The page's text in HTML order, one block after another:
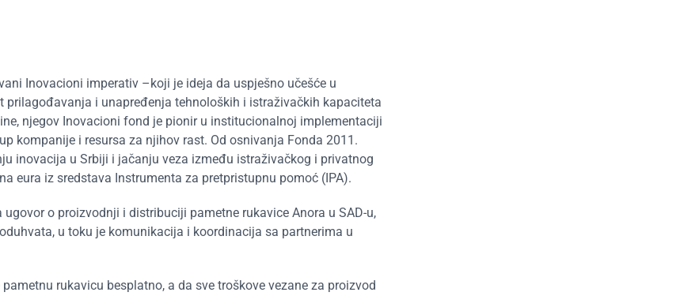
Inovacioni imperativ –koji je ideja da uspješno učešće u
i unapređenja tehnoloških i istraživačkih kapaciteta
njegov Inovacioni fond je pionir u institucionalnoj implementaciji
kompanije i resursa za njihov rast. Od osnivanja Fonda 2011.
inovacija u Srbiji i jačanju veza između istraživačkog i privatnog
eura iz sredstava Instrumenta za pretpristupnu pomoć (IPA).
o proizvodnji i distribuciji pametne rukavice Anora u SAD-u,
u toku je komunikacija i koordinacija sa partnerima u
rukavicu besplatno, a da sve troškove vezane za proizvod